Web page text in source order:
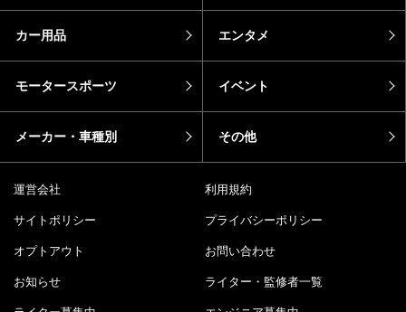
カー用品 エンタメ
モータースポーツ イベント
メーカー・車種別 その他
運営会社 利用規約
サイトポリシー プライバシーポリシー
オプトアウト お問い合わせ
お知らせ ライター・監修者一覧